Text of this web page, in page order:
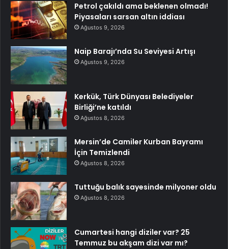
Petrol çakıldı ama beklenen olmadı!
Piyasaları sarsan altın iddiası
Ağustos 9, 2026
Naip Barajı’nda Su Seviyesi Artışı
Ağustos 9, 2026
Kerkük, Türk Dünyası Belediyeler
Birliği’ne katıldı
Ağustos 8, 2026
Mersin’de Camiler Kurban Bayramı
İçin Temizlendi
Ağustos 8, 2026
Tuttuğu balık sayesinde milyoner oldu
Ağustos 8, 2026
Cumartesi hangi diziler var? 25
Temmuz bu akşam dizi var mı?